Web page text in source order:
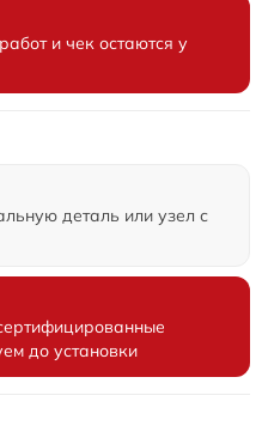
и чек остаются у
деталь или узел с
до установки